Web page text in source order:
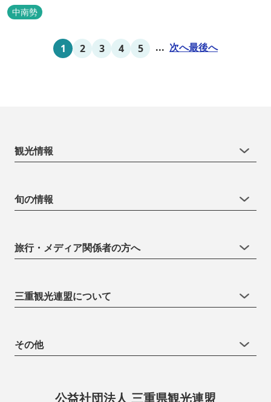
ス)、大型無料駐車場も完備。
中南勢
1 2 3 4 5 ... 次へ最後へ
観光情報
旬の情報
旅行・メディア関係者の方へ
三重観光連盟について
その他
公益社団法人 三重県観光連盟